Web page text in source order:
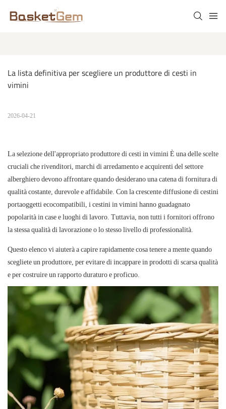
La lista definitiva per scegliere un produttore di cesti in
vimini
2026-04-21
La selezione dell'appropriatoproduttore di cesti in vimini È una delle scelte
cruciali che rivenditori, marchi di arredamento e acquirenti del settore
alberghiero devono affrontare quando desiderano una catena di fornitura di
qualità costante, durevole e affidabile. Con la crescente diffusione di cestini
portaoggetti ecocompatibili, i cestini in vimini hanno guadagnato
popolarità in case e luoghi di lavoro. Tuttavia, non tutti i fornitori offrono
la stessa qualità di lavorazione o lo stesso livello di professionalità.
Questo elenco vi aiuterà a capire rapidamente cosa tenere a mente quando
scegliete un produttore, per evitare di incappare in prodotti di scarsa qualità
e per costruire un rapporto duraturo e proficuo.